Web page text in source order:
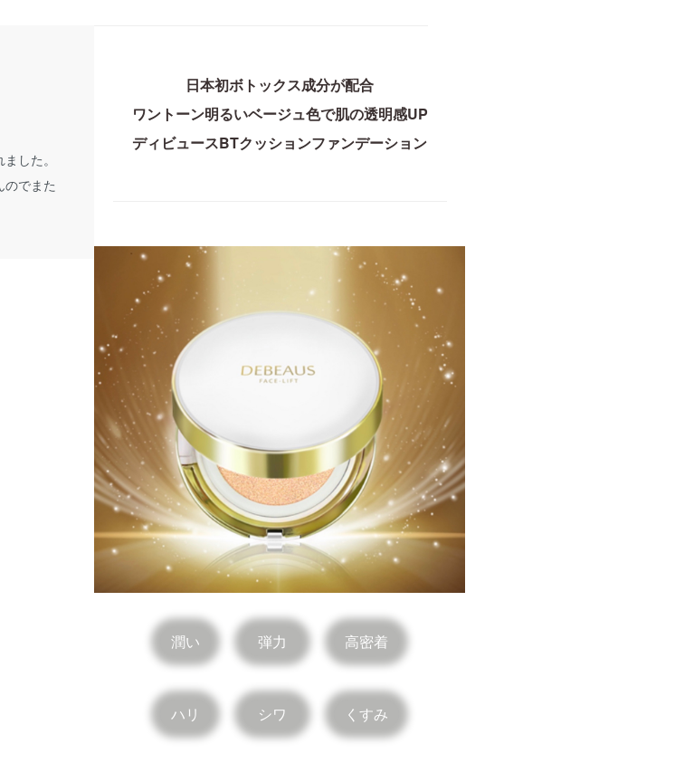
日本初ボトックス成分が配合
ワントーン明るいベージュ色で肌の透明感UP
ディビュースBTクッションファンデーション
潤い 弾力 高密着
ハリ シワ くすみ
した。
でまた